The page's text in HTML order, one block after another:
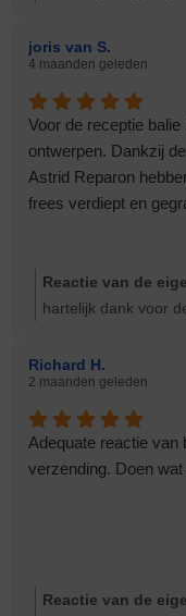
Edwin en collega’s,
joris van S.
4 maanden geleden
Voor de receptie
ontwerpen. Dankzij
Astrid Reparon
frees verdiept en
Reactie van de
hartelijk dank voor
het nieuwe
Richard H.
2 maanden geleden
Adequate reactie
verzending. Doen
Reactie van de